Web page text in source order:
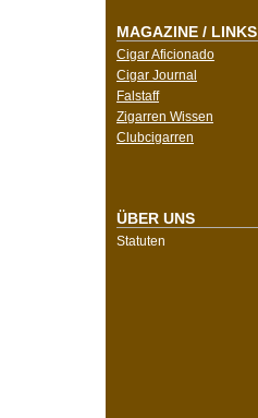
MAGAZINE / LINKS
Cigar Aficionado
Cigar Journal
Falstaff
Zigarren Wissen
Clubcigarren
ÜBER UNS
Statuten